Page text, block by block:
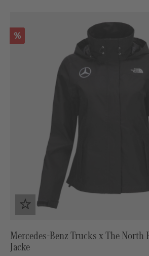
Rabatt
%
Mercedes-Benz Trucks x The North
Jacke